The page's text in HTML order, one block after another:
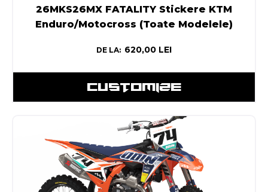
26MKS26MX FATALITY Stickere KTM
Enduro/Motocross (Toate Modelele)
DE LA: 620,00 LEI
CUSTOMIZE